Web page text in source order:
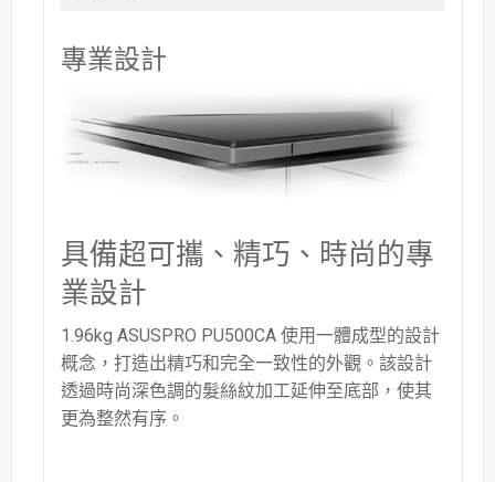
專業設計
具備超可攜、精巧、時尚的專
業設計
1.96kg ASUSPRO PU500CA 使用一體成型的設計
概念，打造出精巧和完全一致性的外觀。該設計
透過時尚深色調的髮絲紋加工延伸至底部，使其
更為整然有序。